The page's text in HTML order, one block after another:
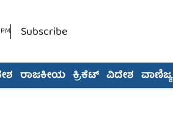
Subscribe
ರಾಜಕೀಯ ಕ್ರಿಕೆಟ್ ವಿದೇಶ ವಾಣಿಜ್ಯ